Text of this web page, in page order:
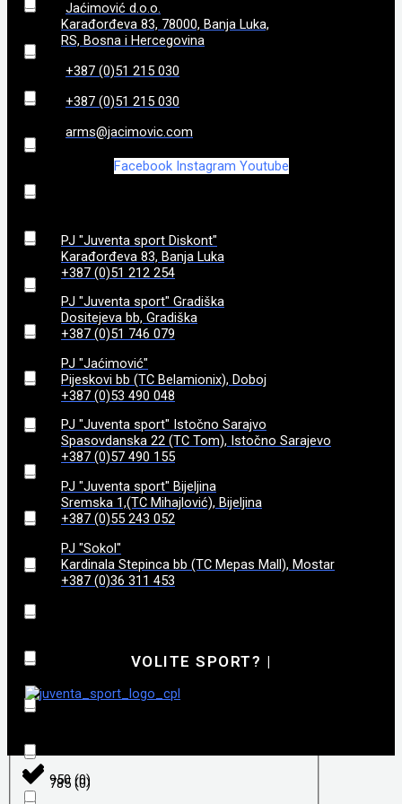
3,8(0 )
0 )
3.18kg(0)
4,0(0)
4,3(0)
455 g bez okvira
660(0)
695 gr(0)
(0)
74(0)
785 (0)
198(0)
206(0)
208(0)
)
217(0)
221 mm(0)
222 mm(0)
225 mm(0)
3,35(0)
6.94 cm(0)
710( 0)
920
950 (0)
Jaćimović d.o.o.
Karađorđeva 83, 78000, Banja Luka,
RS, Bosna i Hercegovina
+387 (0)51 215 030
+387 (0)51 215 030
arms@jacimovic.com
Facebook Instagram Youtube
PJ "Juventa sport Diskont"
Karađorđeva 83, Banja Luka
+387 (0)51 212 254
PJ "Juventa sport" Gradiška
Dositejeva bb, Gradiška
+387 (0)51 746 079
PJ "Jaćimović"
Pijeskovi bb (TC Belamionix), Doboj
+387 (0)53 490 048
PJ "Juventa sport" Istočno Sarajvo
Spasovdanska 22 (TC Tom), Istočno Sarajevo
+387 (0)57 490 155
PJ "Juventa sport" Bijeljina
Sremska 1,(TC Mihajlović), Bijeljina
+387 (0)55 243 052
PJ "Sokol"
Kardinala Stepinca bb (TC Mepas Mall), Mostar
+387 (0)36 311 453
VOLITE SPORT? |